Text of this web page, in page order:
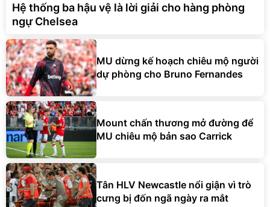
Hệ thống ba hậu vệ là lời giải cho hàng phòng
ngự Chelsea
MU dừng kế hoạch chiêu mộ người
dự phòng cho Bruno Fernandes
Mount chấn thương mở đường để
MU chiêu mộ bản sao Carrick
Tân HLV Newcastle nổi giận vì trò
cưng bị đốn ngã ngày ra mắt